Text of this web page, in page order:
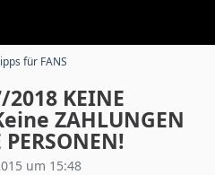
für FANS
KEINE
ZAHLUNGEN
um 15:48